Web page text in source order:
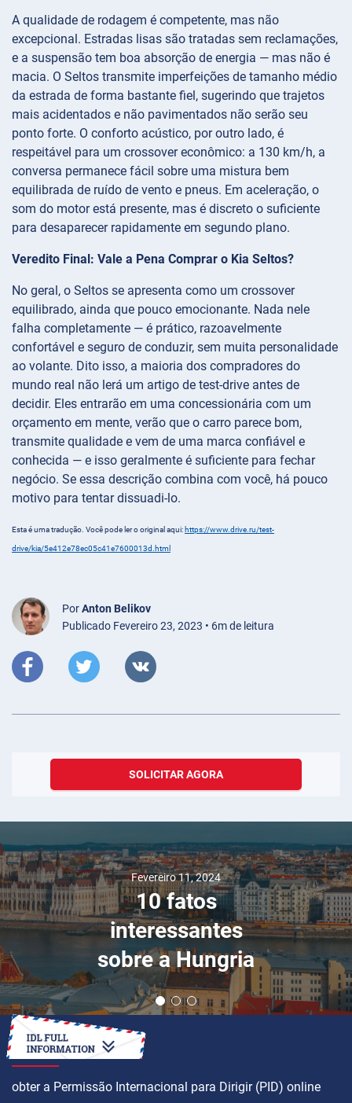
A qualidade de rodagem é competente, mas não
excepcional. Estradas lisas são tratadas sem reclamações,
e a suspensão tem boa absorção de energia — mas não é
macia. O Seltos transmite imperfeições de tamanho médio
da estrada de forma bastante fiel, sugerindo que trajetos
mais acidentados e não pavimentados não serão seu
ponto forte. O conforto acústico, por outro lado, é
respeitável para um crossover econômico: a 130 km/h, a
conversa permanece fácil sobre uma mistura bem
equilibrada de ruído de vento e pneus. Em aceleração, o
som do motor está presente, mas é discreto o suficiente
para desaparecer rapidamente em segundo plano.
Veredito Final: Vale a Pena Comprar o Kia Seltos?
No geral, o Seltos se apresenta como um crossover
equilibrado, ainda que pouco emocionante. Nada nele
falha completamente — é prático, razoavelmente
confortável e seguro de conduzir, sem muita personalidade
ao volante. Dito isso, a maioria dos compradores do
mundo real não lerá um artigo de test-drive antes de
decidir. Eles entrarão em uma concessionária com um
orçamento em mente, verão que o carro parece bom,
transmite qualidade e vem de uma marca confiável e
conhecida — e isso geralmente é suficiente para fechar
negócio. Se essa descrição combina com você, há pouco
motivo para tentar dissuadi-lo.
Esta é uma tradução. Você pode ler o original aqui: https://www.drive.ru/test-
drive/kia/5e412e78ec05c41e7600013d.html
PorAnton Belikov
Publicado Fevereiro 23, 2023 • 6m de leitura
SOLICITAR AGORA
Fevereiro 11, 2024
10 fatos
interessantes
sobre a Hungria
COMO
obter a Permissão Internacional para Dirigir (PID) online